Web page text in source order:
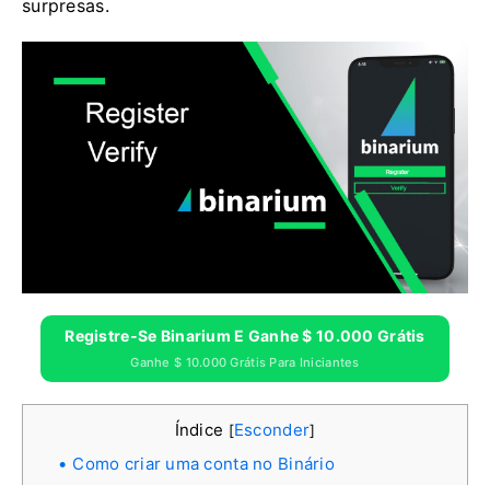
surpresas.
Registre-Se Binarium E Ganhe $ 10.000 Grátis
Ganhe $ 10.000 Grátis Para Iniciantes
Índice [Esconder]
Como criar uma conta no Binário